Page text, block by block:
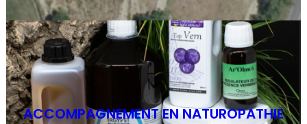
ACCOMPAGNEMENT EN NATUROPATHIE